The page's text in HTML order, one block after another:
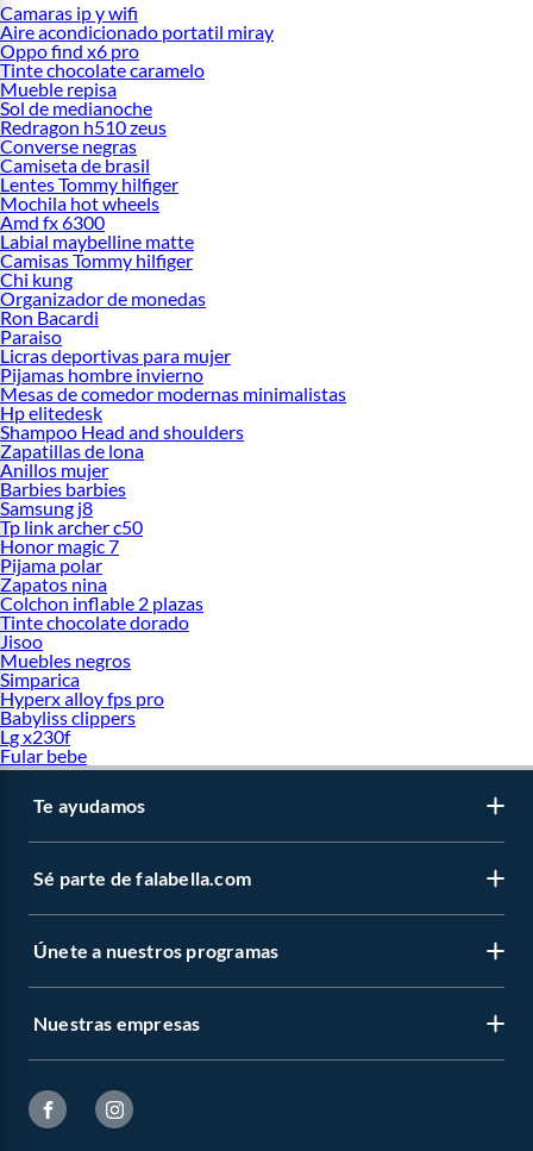
Camaras ip y wifi
Aire acondicionado portatil miray
Oppo find x6 pro
Tinte chocolate caramelo
Mueble repisa
Sol de medianoche
Redragon h510 zeus
Converse negras
Camiseta de brasil
Lentes Tommy hilfiger
Mochila hot wheels
Amd fx 6300
Labial maybelline matte
Camisas Tommy hilfiger
Chi kung
Organizador de monedas
Ron Bacardi
Paraiso
Licras deportivas para mujer
Pijamas hombre invierno
Mesas de comedor modernas minimalistas
Hp elitedesk
Shampoo Head and shoulders
Zapatillas de lona
Anillos mujer
Barbies barbies
Samsung j8
Tp link archer c50
Honor magic 7
Pijama polar
Zapatos nina
Colchon inflable 2 plazas
Tinte chocolate dorado
Jisoo
Muebles negros
Simparica
Hyperx alloy fps pro
Babyliss clippers
Lg x230f
Fular bebe
Te ayudamos
Sé parte de falabella.com
Únete a nuestros programas
Nuestras empresas